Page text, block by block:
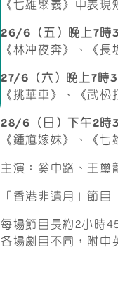
《七雄聚義》中表
26/6（五）晚上7時
《林冲夜奔》、《長
27/6（六）晚上7時
《挑華車》、《武松
28/6（日）下午2時
《鍾馗嫁妹》、《七
主演：奚中路、王璽
「香港非遺月」節目
每場節目長約2小時
各場劇目不同，附中